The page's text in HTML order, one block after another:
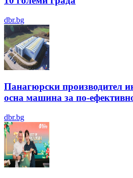
dbr.bg
Панагюрски производител
осна машина за по-
dbr.bg